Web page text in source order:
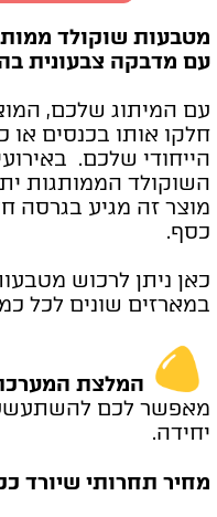
מטבעות שוקולד
עם מדבקה צבעונית
עם המיתוג שלכם,
חלקו אותו בכנסים
הייחודי שלכם.
השוקולד הממותגות
מוצר זה מגיע בגרסה
כסף.
כאן ניתן לרכוש
במארזים שונים לכל
המלצת
מאפשר לכם להשתעשע
יחידה.
מחיר תחרותי שיורד